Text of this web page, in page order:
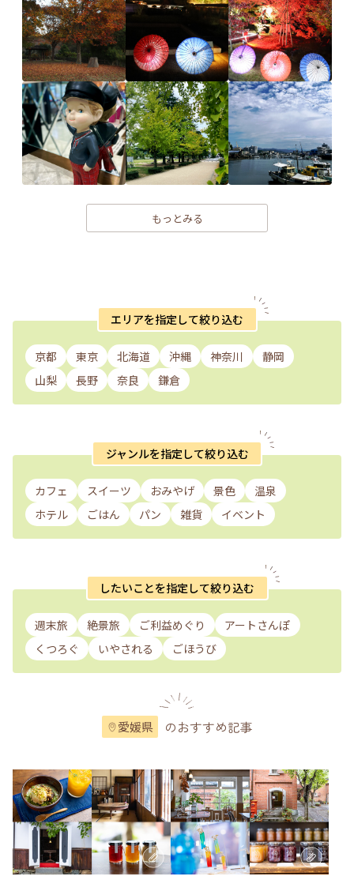
もっとみる
エリアを指定して絞り込む
京都 東京 北海道 沖縄 神奈川
静岡
山梨
長野 奈良 鎌倉
ジャンルを指定して絞り込む
カフェ スイーツ おみやげ 景色
温泉
ホテル
ごはん パン 雑貨 イベント
したいことを指定して絞り込む
週末旅 絶景旅 ご利益めぐり
アートさんぽ
くつろぐ
いやされる ごほうび
愛媛県 のおすすめ記事